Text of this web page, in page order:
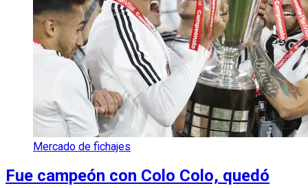
Mercado de fichajes
Fue campeón con Colo Colo, quedó